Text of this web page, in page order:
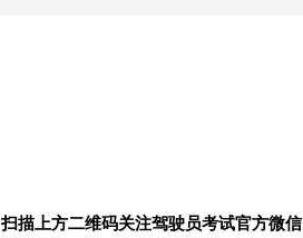
扫描上方二维码关注驾驶员考试官方微信